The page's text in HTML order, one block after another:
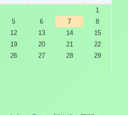
1
5 6 7
8
12 13 14
15
19 20 21
22
26 27 28
29